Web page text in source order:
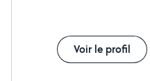
Voir le profil